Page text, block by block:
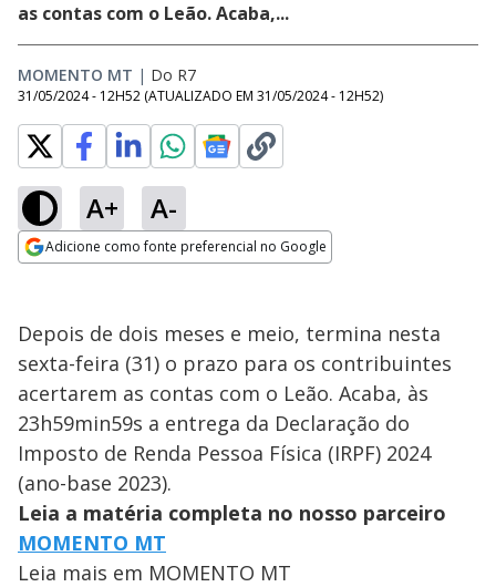
as contas com o Leão. Acaba,...
MOMENTO MT | Do R7
31/05/2024 - 12H52 (ATUALIZADO EM 31/05/2024 - 12H52)
A+ A-
Adicione como fonte preferencial no Google
Depois de dois meses e meio, termina nesta
sexta-feira (31) o prazo para os contribuintes
acertarem as contas com o Leão. Acaba, às
23h59min59s a entrega da Declaração do
Imposto de Renda Pessoa Física (IRPF) 2024
(ano-base 2023).
Leia a matéria completa no nosso parceiro
MOMENTO MT
Leia mais em MOMENTO MT